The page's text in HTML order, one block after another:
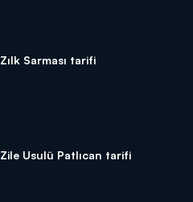
Zılk Sarması tarifi
Zile Usulü Patlıcan tarifi